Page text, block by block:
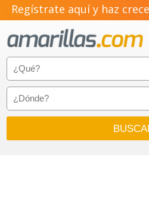
Regístrate aquí y haz